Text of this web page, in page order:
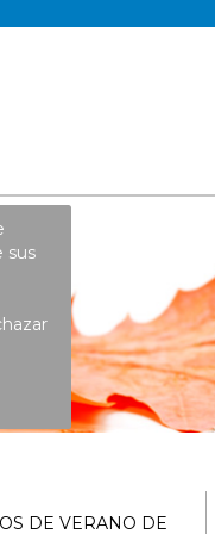
DE VERANO DE
sus